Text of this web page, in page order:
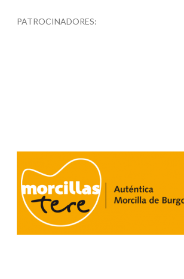
PATROCINADORES: